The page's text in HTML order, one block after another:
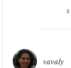
vavaly